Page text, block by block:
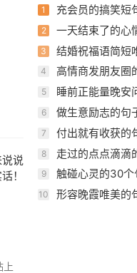
反
说
！
上
1
充会员的搞笑短
2
一天结束了的心
3 结婚祝福语简短
4
高情商发朋友圈
5 睡前正能量晚安
6 做生意励志的句
7
付出就有收获的
8
走过的点点滴滴
9 触碰心灵的30
10
形容晚霞唯美的